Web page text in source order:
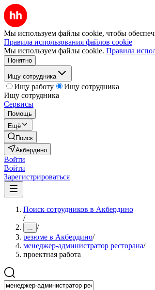
Мы используем файлы cookie, чтобы
Правила использования файлов cookie
Мы используем файлы cookie. Правила
Понятно
Ищу сотрудника
Ищу работу
Ищу сотрудника
Ищу сотрудника
Сервисы
Помощь
Ещё
Поиск
Акбердино
Войти
Войти
Зарегистрироваться
Поиск сотрудников в Акбердино
/
... /
резюме в Акбердино/
менеджер-администратор ресторана/
проектная работа